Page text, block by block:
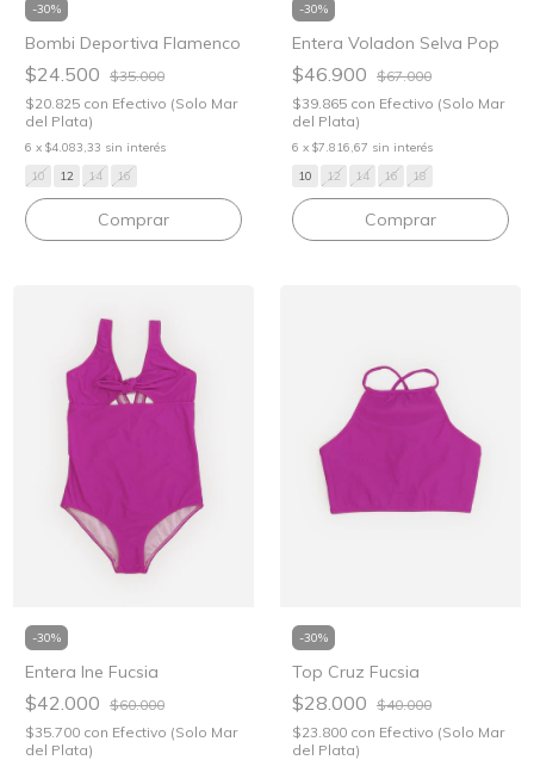
-30%
Bombi Deportiva Flamenco
$24.500 $35.000
$20.825 con Efectivo (Solo Mar
del Plata)
6 x $4.083,33 sin interés
10
12 14 16
Comprar
-30%
Entera Voladon Selva Pop
$46.900 $67.000
$39.865 con Efectivo (Solo Mar
del Plata)
6 x $7.816,67 sin interés
10
12 14 16 18
Comprar
-30%
Entera Ine Fucsia
$42.000 $60.000
$35.700 con Efectivo (Solo Mar
del Plata)
-30%
Top Cruz Fucsia
$28.000 $40.000
$23.800 con Efectivo (Solo Mar
del Plata)